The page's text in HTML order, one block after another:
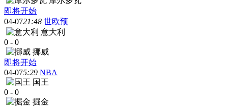
即将开始
04-0721:48 世欧预
意大利
0 - 0
挪威
即将开始
04-075:29 NBA
国王
0 - 0
掘金